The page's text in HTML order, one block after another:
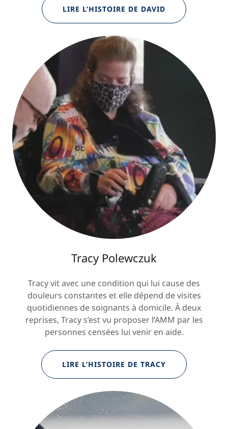
LIRE L’HISTOIRE DE DAVID
Tracy Polewczuk
Tracy vit avec une condition qui lui cause des
douleurs constantes et elle dépend de visites
quotidiennes de soignants à domicile. À deux
reprises, Tracy s’est vu proposer l’AMM par les
personnes censées lui venir en aide.
LIRE L’HISTOIRE DE TRACY